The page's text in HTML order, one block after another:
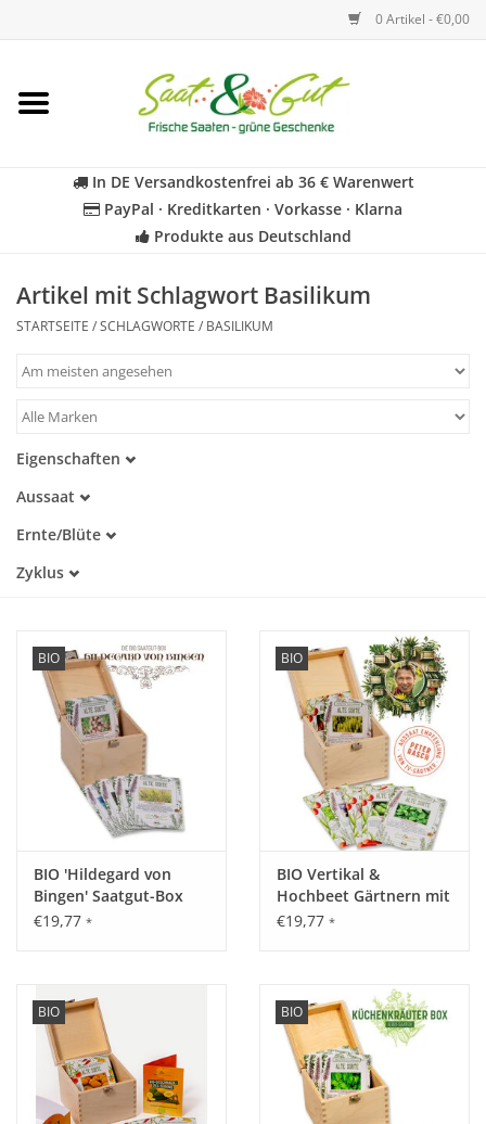
0 Artikel - €0,00
Startseite
Kräuter
Für Kinder
Geschenkideen
Katalog
In DE Versandkostenfrei ab 36 € Warenwert
PayPal · Kreditkarten · Vorkasse · Klarna
Produkte aus Deutschland
Artikel mit Schlagwort Basilikum
STARTSEITE /SCHLAGWORTE / BASILIKUM
Eigenschaften
Alte Sorte
Trockenheitstolerant
Kaltkeimer
Aussaat
Februar
März
Juli
August
September
Oktober
November
Dezember
Ernte/Blüte
April
Juli
August
September
Oktober
November
Dezember
Zyklus
BIO
BIO 'Hildegard von
Bingen' Saatgut-Box
€19,77 *
BIO
BIO Vertikal &
Hochbeet Gärtnern mit
Peter Rasch Saatgut-
€19,77 *
BIO BIO